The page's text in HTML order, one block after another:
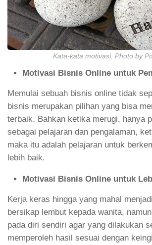
Kata-kata motivasi. Photo by
Motivasi Bisnis Online untuk
Memulai sebuah bisnis online tidak
bisnis merupakan pilihan yang bisa
terbaik. Bahkan ketika merugi, hanya
sebagai pelajaran dan pengalaman,
maka itu adalah pelajaran untuk
lebih baik.
Motivasi Bisnis Online untuk
Kerja keras hingga yang mahal
bersikap lembut kepada wanita,
pada diri sendiri agar yang dilakukan
memperoleh hasil sesuai dengan